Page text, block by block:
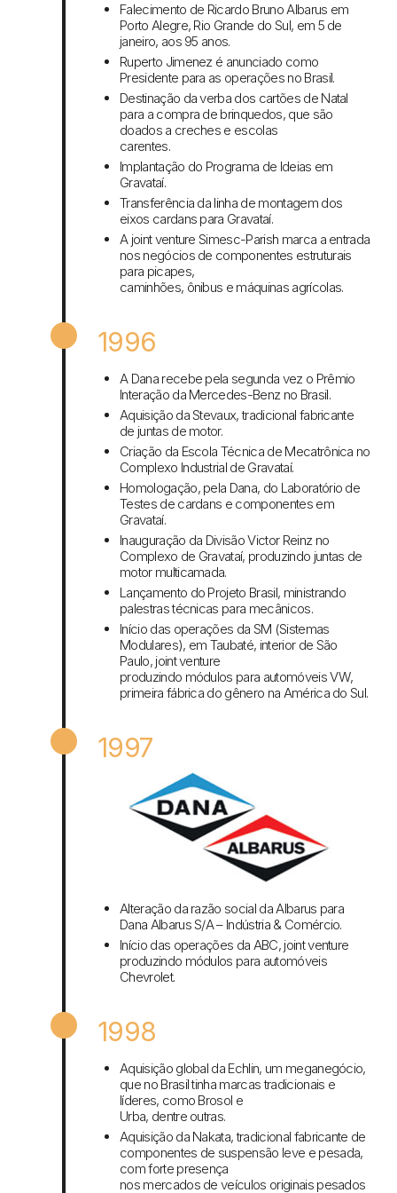
Falecimento de Ricardo Bruno Albarus em
Porto Alegre, Rio Grande do Sul, em 5 de
janeiro, aos 95 anos.
Ruperto Jimenez é anunciado como
Presidente para as operações no Brasil.
Destinação da verba dos cartões de Natal
para a compra de brinquedos, que são
doados a creches e escolas
carentes.
Implantação do Programa de Ideias em
Gravataí.
Transferência da linha de montagem dos
eixos cardans para Gravataí.
A joint venture Simesc-Parish marca a entrada
nos negócios de componentes estruturais
para picapes,
caminhões, ônibus e máquinas agrícolas.
1996
A Dana recebe pela segunda vez o Prêmio
Interação da Mercedes-Benz no Brasil.
Aquisição da Stevaux, tradicional fabricante
de juntas de motor.
Criação da Escola Técnica de Mecatrônica no
Complexo Industrial de Gravataí.
Homologação, pela Dana, do Laboratório de
Testes de cardans e componentes em
Gravataí.
Inauguração da Divisão Victor Reinz no
Complexo de Gravataí, produzindo juntas de
motor multicamada.
Lançamento do Projeto Brasil, ministrando
palestras técnicas para mecânicos.
Início das operações da SM (Sistemas
Modulares), em Taubaté, interior de São
Paulo, joint venture
produzindo módulos para automóveis VW,
primeira fábrica do gênero na América do Sul.
1997
Alteração da razão social da Albarus para
Dana Albarus S/A – Indústria & Comércio.
Início das operações da ABC, joint venture
produzindo módulos para automóveis
Chevrolet.
1998
Aquisição global da Echlin, um meganegócio,
que no Brasil tinha marcas tradicionais e
líderes, como Brosol e
Urba, dentre outras.
Aquisição da Nakata, tradicional fabricante de
componentes de suspensão leve e pesada,
com forte presença
nos mercados de veículos originais pesados